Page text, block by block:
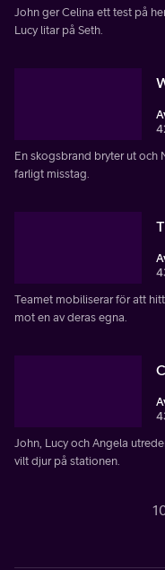
John ger Celina ett test på
Lucy litar på Seth.
En skogsbrand bryter ut och
farligt misstag.
Teamet mobiliserar för att
mot en av deras egna.
John, Lucy och Angela
vilt djur på stationen.